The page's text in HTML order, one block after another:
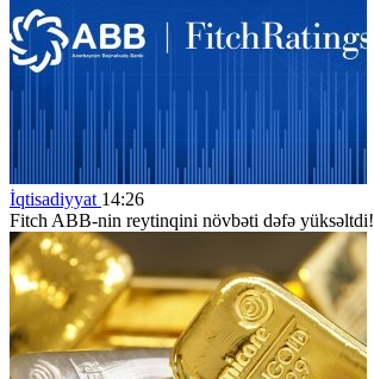
İqtisadiyyat 14:26
Fitch ABB-nin reytinqini növbəti dəfə yüksəltdi!